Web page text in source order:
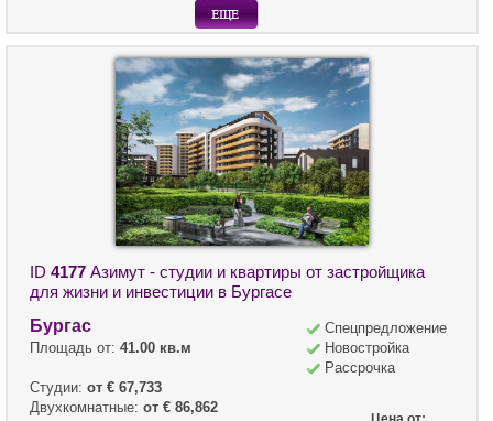
ID 4177 Азимут - студии и квартиры от застройщика
для жизни и инвестиции в Бургасе
Бургас
Площадь от: 41.00 кв.м
Студии: от € 67,733
Двухкомнатные: от € 86,862
Спецпредложение
Новостройка
Рассрочка